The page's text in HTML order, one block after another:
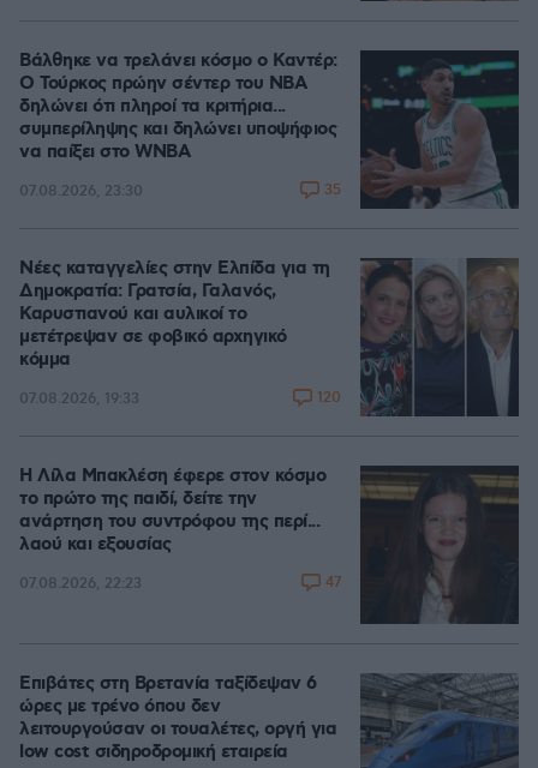
Βάλθηκε να τρελάνει κόσμο ο Καντέρ:
Ο Τούρκος πρώην σέντερ του NBA
δηλώνει ότι πληροί τα κριτήρια...
συμπερίληψης και δηλώνει υποψήφιος
να παίξει στο WNBA
07.08.2026, 23:30 35
Νέες καταγγελίες στην Ελπίδα για τη
Δημοκρατία: Γρατσία, Γαλανός,
Καρυστιανού και αυλικοί το
μετέτρεψαν σε φοβικό αρχηγικό
κόμμα
07.08.2026, 19:33 120
Η Λίλα Μπακλέση έφερε στον κόσμο
το πρώτο της παιδί, δείτε την
ανάρτηση του συντρόφου της περί...
λαού και εξουσίας
07.08.2026, 22:23 47
Επιβάτες στη Βρετανία ταξίδεψαν 6
ώρες με τρένο όπου δεν
λειτουργούσαν οι τουαλέτες, οργή για
low cost σιδηροδρομική εταιρεία